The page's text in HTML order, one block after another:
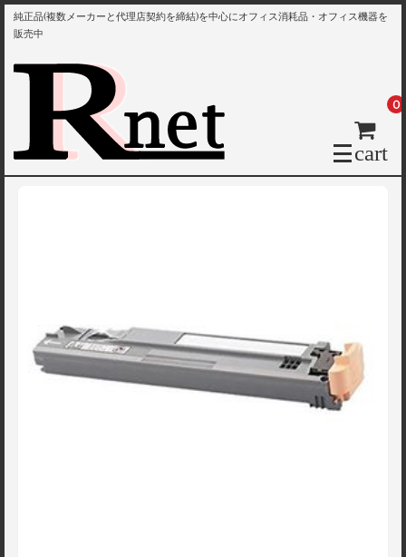
純正品(複数メーカーと代理店契約を締結)を中心にオフィス消耗品・オフィス機器を
販売中
cart
0